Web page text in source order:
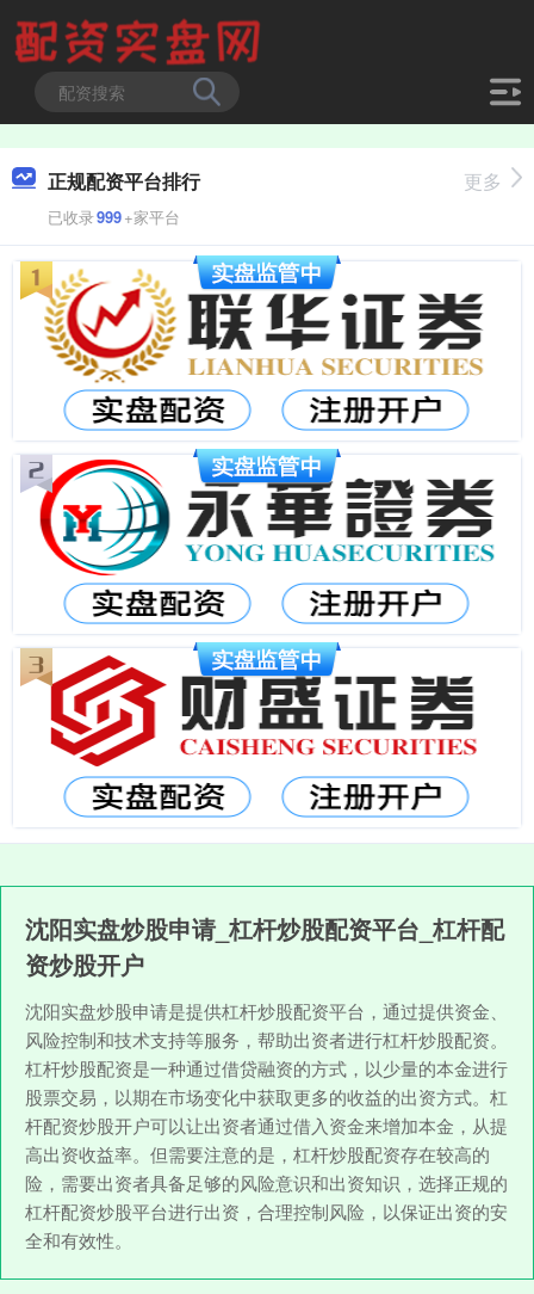
正规配资平台排行
已收录999+家平台
更多
沈阳实盘炒股申请_杠杆炒股配资平台_杠杆配
资炒股开户
沈阳实盘炒股申请是提供杠杆炒股配资平台，通过提供资金、
风险控制和技术支持等服务，帮助出资者进行杠杆炒股配资。
杠杆炒股配资是一种通过借贷融资的方式，以少量的本金进行
股票交易，以期在市场变化中获取更多的收益的出资方式。杠
杆配资炒股开户可以让出资者通过借入资金来增加本金，从提
高出资收益率。但需要注意的是，杠杆炒股配资存在较高的
险，需要出资者具备足够的风险意识和出资知识，选择正规的
杠杆配资炒股平台进行出资，合理控制风险，以保证出资的安
全和有效性。